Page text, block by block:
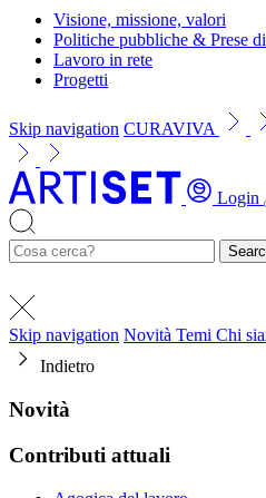
Visione, missione, valori
Politiche pubbliche & Prese
Lavoro in rete
Progetti
Skip navigation CURAVIVA
Login
Skip navigation Novità Temi Chi
Indietro
Novità
Contributi attuali